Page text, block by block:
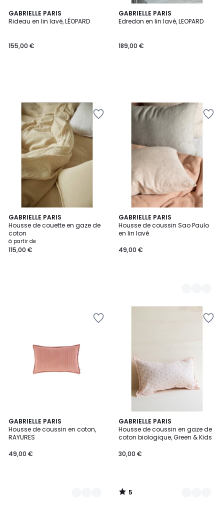
GABRIELLE PARIS
Rideau en lin lavé, LÉOPARD
155,00 €
GABRIELLE PARIS
Edredon en lin lavé, LEOPARD
189,00 €
GABRIELLE PARIS
Housse de couette en gaze de
coton
à partir de
115,00 €
GABRIELLE PARIS
Housse de coussin Sao Paulo
en lin lavé
49,00 €
2
Couleurs
GABRIELLE PARIS
Housse de coussin en coton,
RAYURES
49,00 €
2
Couleurs
GABRIELLE PARIS
Housse de coussin en gaze de
coton biologique, Green & Kids
30,00 €
5
/
5
2
Couleurs
5
/